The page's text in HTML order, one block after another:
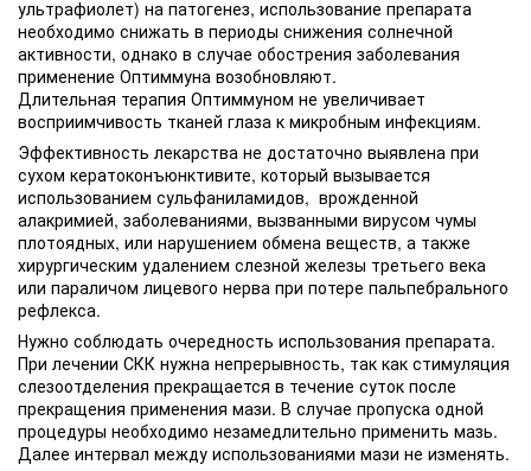
ультрафиолет) на патогенез, использование препарата
необходимо снижать в периоды снижения солнечной
активности, однако в случае обострения заболевания
применение Оптиммуна возобновляют.
Длительная терапия Оптиммуном не увеличивает
восприимчивость тканей глаза к микробным инфекциям.
Эффективность лекарства не достаточно выявлена при
сухом кератоконъюнктивите, который вызывается
использованием сульфаниламидов, врожденной
алакримией, заболеваниями, вызванными вирусом чумы
плотоядных, или нарушением обмена веществ, а также
хирургическим удалением слезной железы третьего века
или параличом лицевого нерва при потере пальпебрального
рефлекса.
Нужно соблюдать очередность использования препарата.
При лечении СКК нужна непрерывность, так как стимуляция
слезоотделения прекращается в течение суток после
прекращения применения мази. В случае пропуска одной
процедуры необходимо незамедлительно применить мазь.
Далее интервал между использованиями мази не изменять.